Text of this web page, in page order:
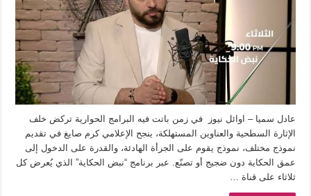
عادل سميا – اوائل نيوز في زمن باتت فيه البرامج الحوارية تركض خلف
الإثارة السطحية والعناوين المستهلكة، ينجح الإعلامي كرم صايغ في تقديم
نموذج مختلف، نموذج يقوم على الجرأة الهادئة، والقدرة على الدخول إلى
عمق الحكاية دون ضجيج أو تصنّع. عبر برنامج “نبض الحكاية” الذي يُعرض كل
ثلاثاء على قناة …